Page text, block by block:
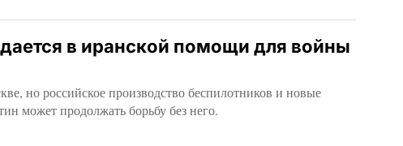
в иранской помощи для войны
но российское производство беспилотников и новые
может продолжать борьбу без него.